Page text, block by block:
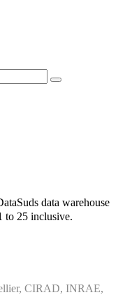
data warehouse
to 25 inclusive.
CIRAD, INRAE,